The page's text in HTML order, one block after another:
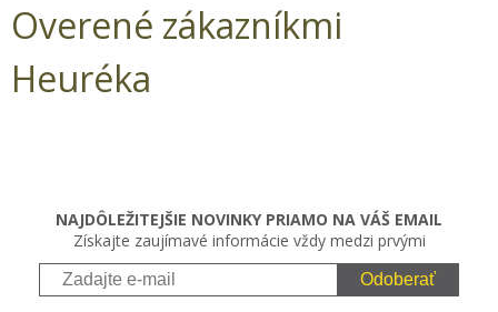
Overené zákazníkmi
Heuréka
NAJDÔLEŽITEJŠIE NOVINKY PRIAMO NA VÁŠ EMAIL
Získajte zaujímavé informácie vždy medzi prvými
Odoberať